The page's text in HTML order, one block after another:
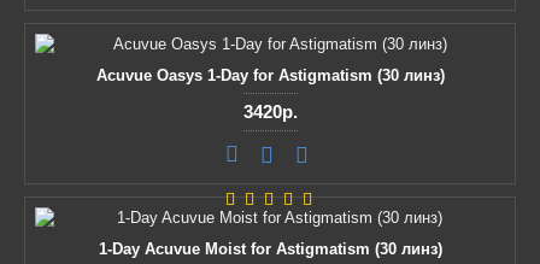
Acuvue Oasys 1-Day for Astigmatism (30 линз)
3420р.
1-Day Acuvue Moist for Astigmatism (30 линз)